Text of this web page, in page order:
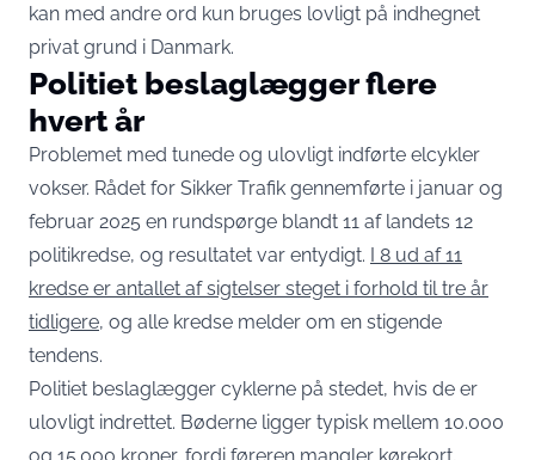
kan med andre ord kun bruges lovligt på indhegnet
privat grund i Danmark.
Politiet beslaglægger flere
hvert år
Problemet med tunede og ulovligt indførte elcykler
vokser. Rådet for Sikker Trafik gennemførte i januar og
februar 2025 en rundspørge blandt 11 af landets 12
politikredse, og resultatet var entydigt. I 8 ud af 11
kredse er antallet af sigtelser steget i forhold til tre år
tidligere, og alle kredse melder om en stigende
tendens.
Politiet beslaglægger cyklerne på stedet, hvis de er
ulovligt indrettet. Bøderne ligger typisk mellem 10.000